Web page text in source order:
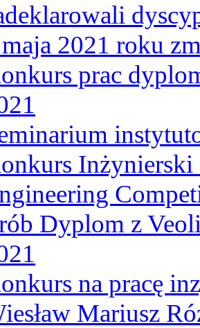
2021 roku
prac
Dyplom z
na pracę
Mariusz